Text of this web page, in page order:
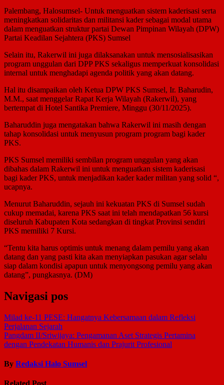
Palembang, Halosumsel- Untuk menguatkan sistem kaderisasi serta
meningkatkan solidaritas dan militansi kader sebagai modal utama
dalam menguatkan struktur partai Dewan Pimpinan Wilayah (DPW)
Partai Keadilan Sejahtera (PKS) Sumsel
Selain itu, Rakerwil ini juga dilaksanakan untuk mensosialisasikan
program unggulan dari DPP PKS sekaligus memperkuat konsolidasi
internal untuk menghadapi agenda politik yang akan datang.
Hal itu disampaikan oleh Ketua DPW PKS Sumsel, Ir. Baharudin,
M.M., saat menggelar Rapat Kerja Wilayah (Rakerwil), yang
bertempat di Hotel Santika Premiere, Minggu (30/11/2025).
Baharuddin juga mengatakan bahwa Rakerwil ini masih dengan
tahap konsolidasi untuk menyusun program program bagi kader
PKS.
PKS Sumsel memiliki sembilan program unggulan yang akan
dibahas dalam Rakerwil ini untuk menguatkan sistem kaderisasi
bagi kader PKS, untuk menjadikan kader kader militan yang solid “,
ucapnya.
Menurut Baharuddin, sejauh ini kekuatan PKS di Sumsel sudah
cukup memadai, karena PKS saat ini telah mendapatkan 56 kursi
diseluruh Kabupaten Kota sedangkan di tingkat Provinsi sendiri
PKS memiliki 7 Kursi.
“Tentu kita harus optimis untuk menang dalam pemilu yang akan
datang dan yang pasti kita akan menyiapkan pasukan agar selalu
siap dalam kondisi apapun untuk menyongsong pemilu yang akan
datang”, pungkasnya. (DM)
Navigasi pos
Milad ke-11 PESE: Hangatnya Kebersamaan dalam Refleksi
Perjalanan Sejarah
Pangdam II/Sriwijaya: Pengamanan Aset Strategis Pertamina
dengan Pendekatan Humanis dan Prajurit Profesional
By Redaksi Halo Sumsel